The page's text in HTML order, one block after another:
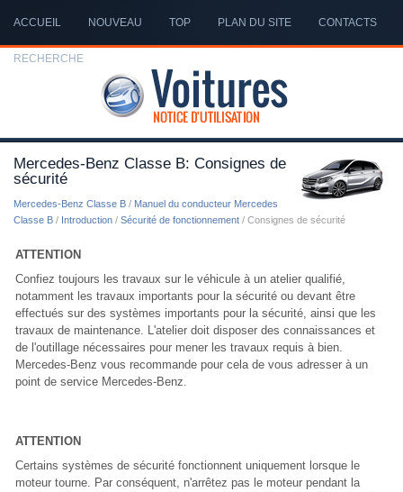
ACCUEIL NOUVEAU TOP PLAN DU SITE CONTACTS
RECHERCHE
Mercedes-Benz Classe B: Consignes de
sécurité
Mercedes-Benz Classe B / Manuel du conducteur Mercedes
Classe B / Introduction / Sécurité de fonctionnement / Consignes de sécurité
ATTENTION
Confiez toujours les travaux sur le véhicule à un atelier qualifié,
notamment les travaux importants pour la sécurité ou devant être
effectués sur des systèmes importants pour la sécurité, ainsi que les
travaux de maintenance. L'atelier doit disposer des connaissances et
de l'outillage nécessaires pour mener les travaux requis à bien.
Mercedes-Benz vous recommande pour cela de vous adresser à un
point de service Mercedes-Benz.
ATTENTION
Certains systèmes de sécurité fonctionnent uniquement lorsque le
moteur tourne. Par conséquent, n'arrêtez pas le moteur pendant la